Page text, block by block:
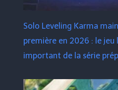
Solo Leveling Karma
première en 2026 : le jeu
important de la série